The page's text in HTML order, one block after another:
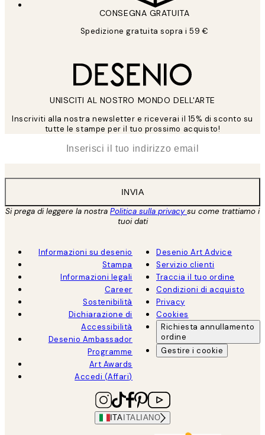
CONSEGNA GRATUITA
Spedizione gratuita sopra i 59 €
UNISCITI AL NOSTRO MONDO DELL'ARTE
Inscriviti alla nostra newsletter e riceverai il 15% di sconto su
tutte le stampe per il tuo prossimo acquisto!
INVIA
Si prega di leggere la nostra Politica sulla privacysu come trattiamo i
tuoi dati
Informazioni su desenio
Stampa
Informazioni legali
Career
Sostenibilità
Dichiarazione di
Accessibilità
Desenio Ambassador
Programme
Art Awards
Accedi (Affari)
Desenio Art Advice
Servizio clienti
Traccia il tuo ordine
Condizioni di acquisto
Privacy
Cookies
Richiesta annullamento
ordine
Gestire i cookie
ITA ITALIANO